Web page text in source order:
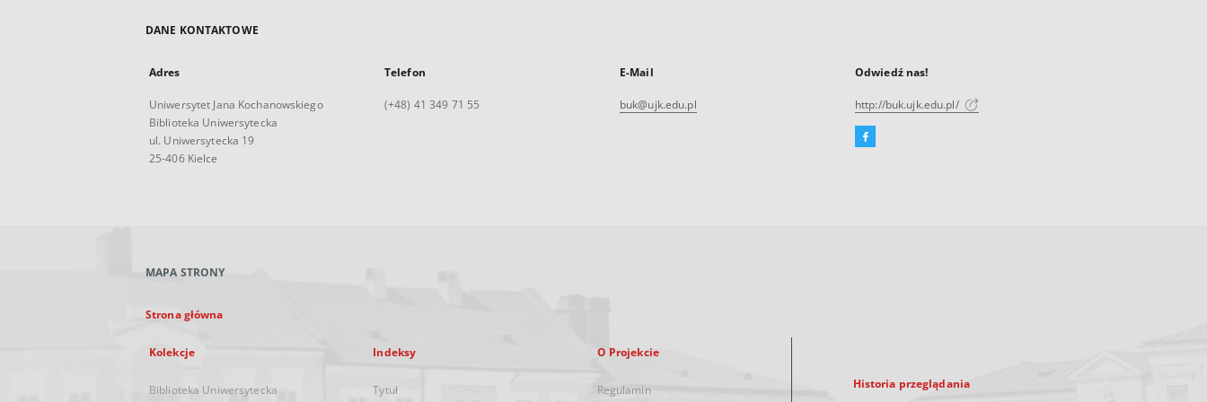
DANE KONTAKTOWE
Adres
Uniwersytet Jana Kochanowskiego
Biblioteka Uniwersytecka
ul. Uniwersytecka 19
25-406 Kielce
Telefon
(+48) 41 349 71 55
E-Mail
buk@ujk.edu.pl
Odwiedź nas!
http://buk.ujk.edu.pl/
Facebook
MAPA STRONY
Strona główna
Kolekcje
Biblioteka Uniwersytecka
Indeksy
Tytuł
O Projekcie
Regulamin Historia przeglądania